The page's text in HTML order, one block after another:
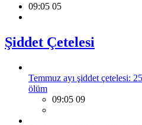
09:05 05
Şiddet Çetelesi
Temmuz ayı şiddet çetelesi:
ölüm
09:05 09